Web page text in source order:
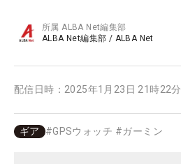
所属ALBA Net編集部
ALBA Net編集部 / ALBA Net
配信日時： 2025年1月23日 21時22分
ギア #GPSウォッチ #ガーミン